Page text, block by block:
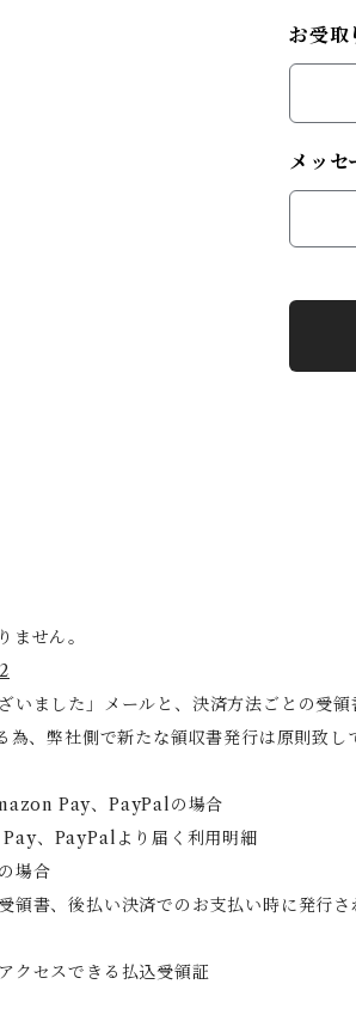
お受取
メッセ
ません。
いました」メールと、決済方法ごとの受
、弊社側で新たな領収書発行は原則致し
Pay、PayPalの場合
、PayPalより届く利用明細
場合
領書、後払い決済でのお支払い時に発行さ
クセスできる払込受領証